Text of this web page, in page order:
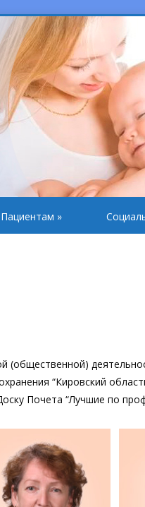
Пациентам »
(общественной)
“Кировский
Почета “Лучшие по